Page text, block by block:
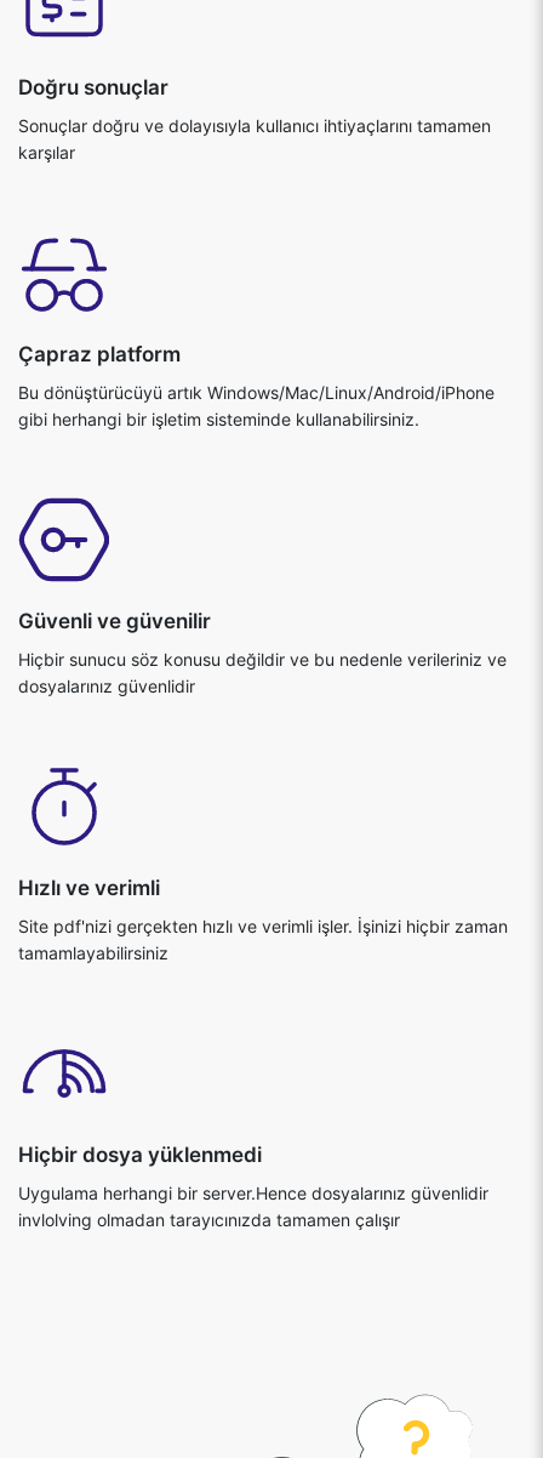
Sonuçlar doğru ve dolayısıyla kullanıcı ihtiyaçlarını tamamen
karşılar
Çapraz platform
Bu dönüştürücüyü artık Windows/Mac/Linux/Android/iPhone
gibi herhangi bir işletim sisteminde kullanabilirsiniz.
Güvenli ve güvenilir
Hiçbir sunucu söz konusu değildir ve bu nedenle verileriniz ve
dosyalarınız güvenlidir
Hızlı ve verimli
Site pdf'nizi gerçekten hızlı ve verimli işler. İşinizi hiçbir zaman
tamamlayabilirsiniz
Hiçbir dosya yüklenmedi
Uygulama herhangi bir server.Hence dosyalarınız güvenlidir